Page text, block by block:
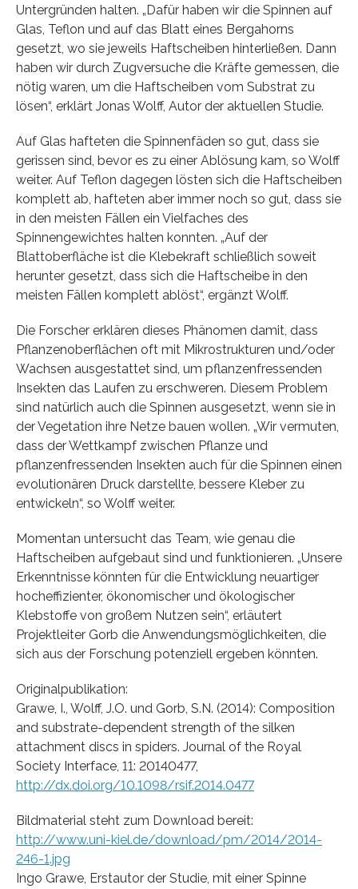
Untergründen halten. „Dafür haben wir die Spinnen auf
Glas, Teflon und auf das Blatt eines Bergahorns
gesetzt, wo sie jeweils Haftscheiben hinterließen. Dann
haben wir durch Zugversuche die Kräfte gemessen, die
nötig waren, um die Haftscheiben vom Substrat zu
lösen“, erklärt Jonas Wolff, Autor der aktuellen Studie.
Auf Glas hafteten die Spinnenfäden so gut, dass sie
gerissen sind, bevor es zu einer Ablösung kam, so Wolff
weiter. Auf Teflon dagegen lösten sich die Haftscheiben
komplett ab, hafteten aber immer noch so gut, dass sie
in den meisten Fällen ein Vielfaches des
Spinnengewichtes halten konnten. „Auf der
Blattoberfläche ist die Klebekraft schließlich soweit
herunter gesetzt, dass sich die Haftscheibe in den
meisten Fällen komplett ablöst“, ergänzt Wolff.
Die Forscher erklären dieses Phänomen damit, dass
Pflanzenoberflächen oft mit Mikrostrukturen und/oder
Wachsen ausgestattet sind, um pflanzenfressenden
Insekten das Laufen zu erschweren. Diesem Problem
sind natürlich auch die Spinnen ausgesetzt, wenn sie in
der Vegetation ihre Netze bauen wollen. „Wir vermuten,
dass der Wettkampf zwischen Pflanze und
pflanzenfressenden Insekten auch für die Spinnen einen
evolutionären Druck darstellte, bessere Kleber zu
entwickeln“, so Wolff weiter.
Momentan untersucht das Team, wie genau die
Haftscheiben aufgebaut sind und funktionieren. „Unsere
Erkenntnisse könnten für die Entwicklung neuartiger
hocheffizienter, ökonomischer und ökologischer
Klebstoffe von großem Nutzen sein“, erläutert
Projektleiter Gorb die Anwendungsmöglichkeiten, die
sich aus der Forschung potenziell ergeben könnten.
Originalpublikation:
Grawe, I., Wolff, J.O. und Gorb, S.N. (2014): Composition
and substrate-dependent strength of the silken
attachment discs in spiders. Journal of the Royal
Society Interface, 11: 20140477,
http://dx.doi.org/10.1098/rsif.2014.0477
Bildmaterial steht zum Download bereit:
http://www.uni-kiel.de/download/pm/2014/2014-
246-1.jpg
Ingo Grawe, Erstautor der Studie, mit einer Spinne